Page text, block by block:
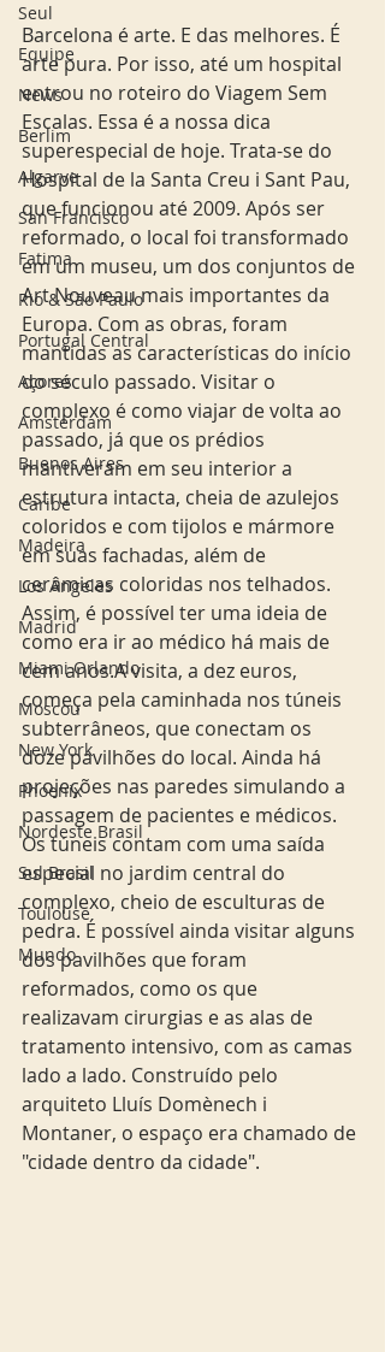
Seul
Equipe
News
Berlim
Algarve
San Francisco
Fatima
Rio & São Paulo
Portugal Central
Açores
Amsterdam
Buenos Aires
Caribe
Madeira
Los Angeles
Madrid
Miami Orlando
Moscou
New York
Phoenix
Nordeste Brasil
Sul Brasil
Toulouse
Mundo
Barcelona é arte. E das melhores. É
arte pura. Por isso, até um hospital
entrou no roteiro do Viagem Sem
Escalas. Essa é a nossa dica
superespecial de hoje. Trata-se do
Hospital de la Santa Creu i Sant Pau,
que funcionou até 2009. Após ser
reformado, o local foi transformado
em um museu, um dos conjuntos de
Art Nouveau mais importantes da
Europa. Com as obras, foram
mantidas as características do início
do século passado. Visitar o
complexo é como viajar de volta ao
passado, já que os prédios
mantiveram em seu interior a
estrutura intacta, cheia de azulejos
coloridos e com tijolos e mármore
em suas fachadas, além de
cerâmicas coloridas nos telhados.
Assim, é possível ter uma ideia de
como era ir ao médico há mais de
cem anos.A visita, a dez euros,
começa pela caminhada nos túneis
subterrâneos, que conectam os
doze pavilhões do local. Ainda há
projeções nas paredes simulando a
passagem de pacientes e médicos.
Os túneis contam com uma saída
especial no jardim central do
complexo, cheio de esculturas de
pedra. É possível ainda visitar alguns
dos pavilhões que foram
reformados, como os que
realizavam cirurgias e as alas de
tratamento intensivo, com as camas
lado a lado. Construído pelo
arquiteto Lluís Domènech i
Montaner, o espaço era chamado de
"cidade dentro da cidade".